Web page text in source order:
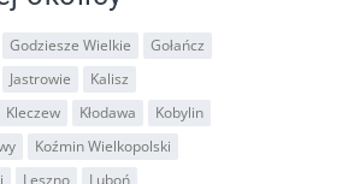
Godziesze Wielkie
Gołańcz
Jastrowie
Kalisz
Kleczew Kłodawa
Kobylin
Koźmin Wielkopolski
Leszno
Luboń